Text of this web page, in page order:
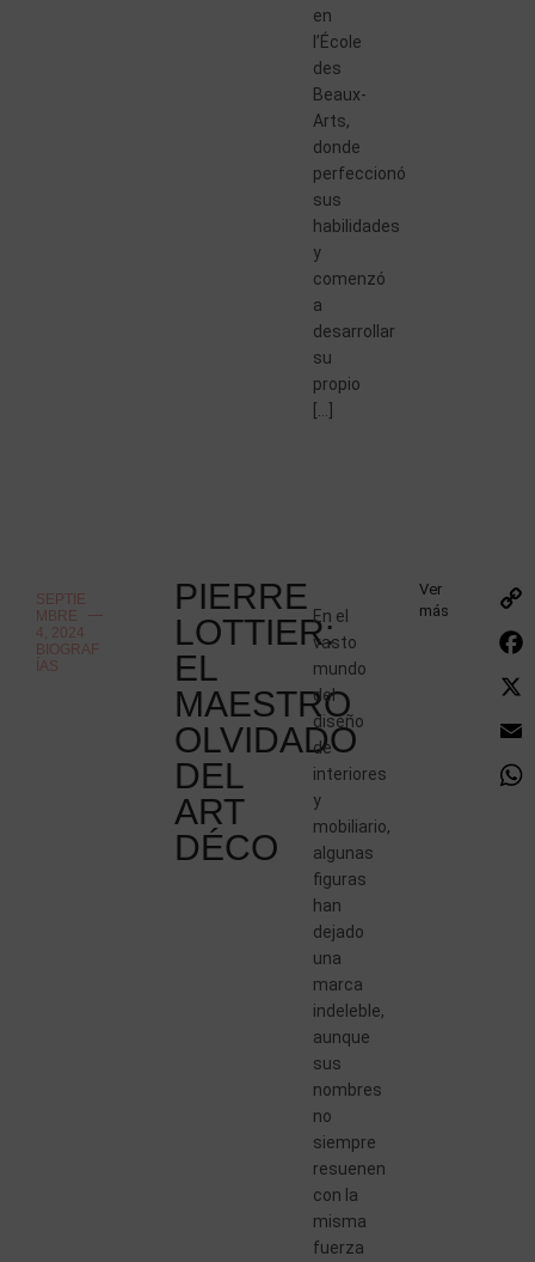
en
l’École
des
Beaux-
Arts,
donde
perfeccionó
sus
habilidades
y
comenzó
a
desarrollar
su
propio
SEPTIE
MBRE
4, 2024
BIOGRAF
ÍAS
PIERRE
LOTTIER:
EL
MAESTRO
OLVIDADO
DEL
ART
DÉCO
En el
vasto
mundo
del
diseño
de
interiores
y
mobiliario,
algunas
figuras
han
dejado
una
marca
indeleble,
aunque
sus
nombres
no
siempre
resuenen
con la
misma
fuerza
Ver
más